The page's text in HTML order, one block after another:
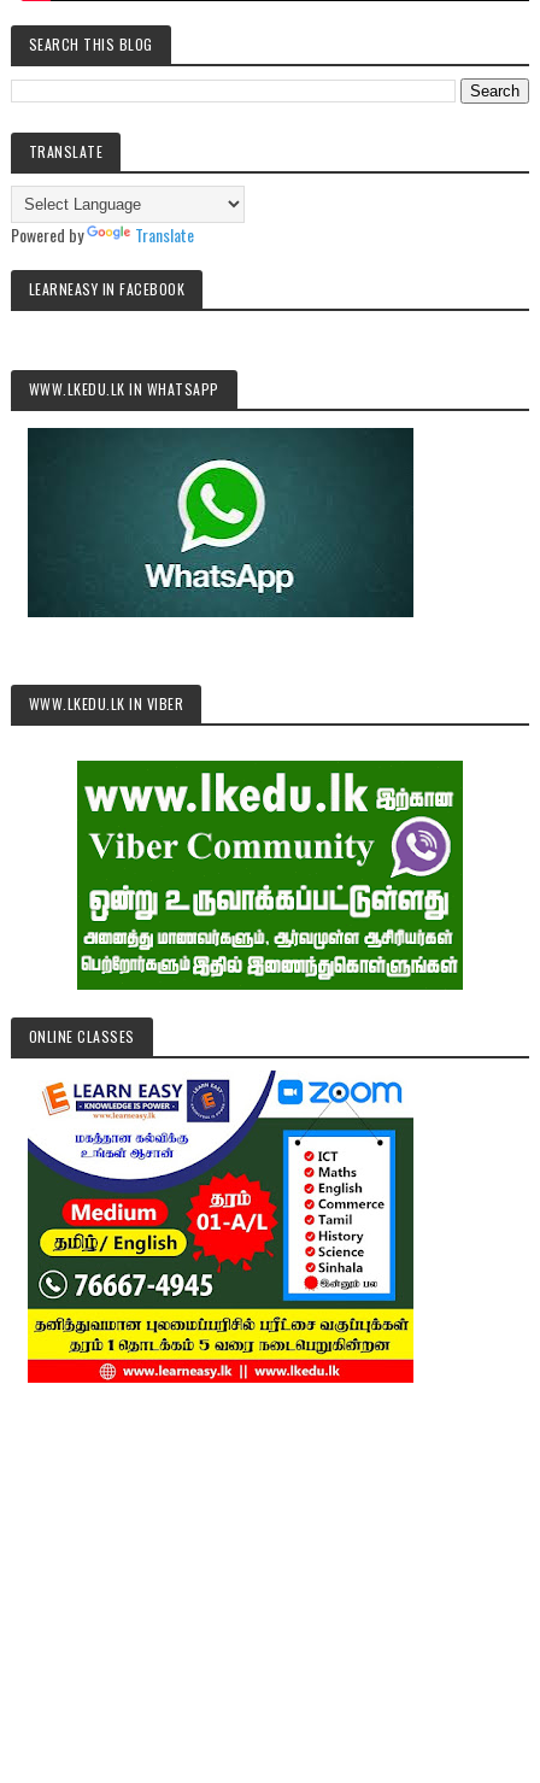
SEARCH THIS BLOG
TRANSLATE
Powered by Translate
LEARNEASY IN FACEBOOK
WWW.LKEDU.LK IN WHATSAPP
WWW.LKEDU.LK IN VIBER
ONLINE CLASSES